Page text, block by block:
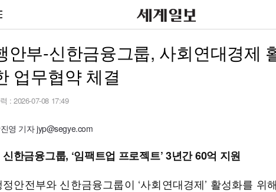
안부-신한금융그룹, 사회연대경제
업무협약 체결
: 2026-07-08 17:49
영 기자 jyp@segye.com
신한금융그룹, ‘임팩트업 프로젝트’ 3년간 60억 지원
정안전부와 신한금융그룹이 ‘사회연대경제’ 활성화를 위